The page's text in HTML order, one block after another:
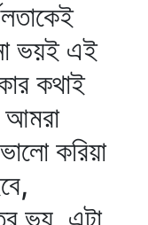
ভয়ই এই
কথাই
আমরা
করিয়া